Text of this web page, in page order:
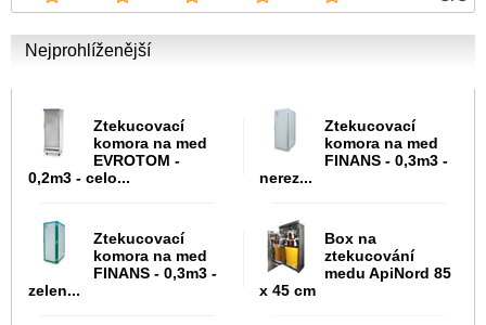
Nejprohlíženější
Ztekucovací
komora na med
EVROTOM -
0,2m3 - celo...
Ztekucovací
komora na med
FINANS - 0,3m3 -
nerez...
Ztekucovací
komora na med
FINANS - 0,3m3 -
zelen...
Box na
ztekucování
medu ApiNord 85
x 45 cm